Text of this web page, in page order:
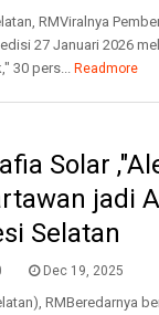
RMViralnya
27 Januari 2026
30 pers... Readmore
Solar
jadi
Selatan
Dec 19, 2025
RMBeredarnya